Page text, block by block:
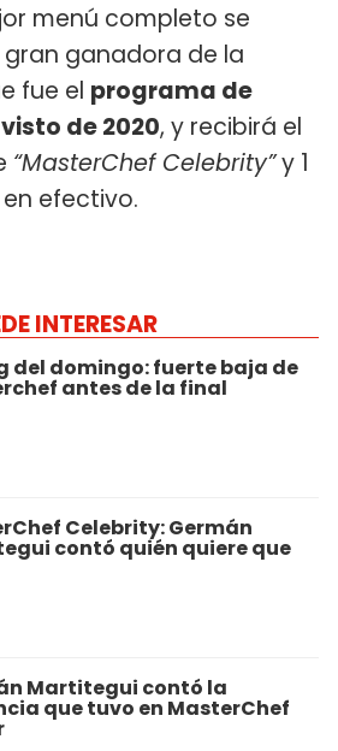
menú completo se
ganadora de la
fue el programa de
de 2020, y recibirá el
“MasterChef Celebrity”y 1
efectivo.
INTERESAR
del domingo: fuerte baja de
antes de la final
Celebrity: Germán
contó quién quiere que
Martitegui contó la
que tuvo en MasterChef